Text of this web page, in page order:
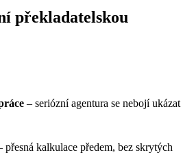
překladatelskou
– seriózní agentura se nebojí ukázat
přesná kalkulace předem, bez skrytých